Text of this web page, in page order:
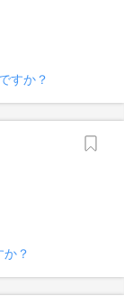
すか？
？